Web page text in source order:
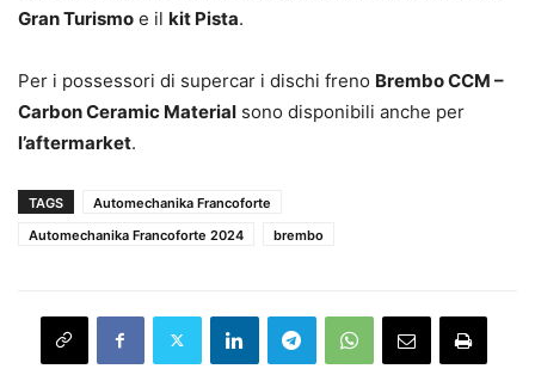
Gran Turismo e il kit Pista.
Per i possessori di supercar i dischi freno Brembo CCM –
Carbon Ceramic Material sono disponibili anche per
l’aftermarket.
TAGS
Automechanika Francoforte
Automechanika Francoforte 2024
brembo